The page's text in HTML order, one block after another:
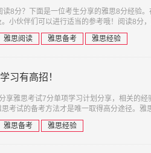
8分？下面是一位考生分享的雅思8分经验
小伙伴们可以进行适当的参考哦！阅读8分
雅思阅读 雅思备考 雅思经验
习有高招！
享雅思考试7分单项学习计划分享，相关的经
思考试的备考方法才是唯一取得高分途径
雅思备考 雅思经验